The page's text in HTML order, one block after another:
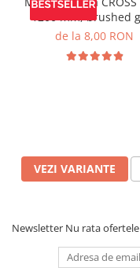
1200 mm, brushed
de la 8,00 RON
VEZI VARIANTE
Newsletter Nu rata